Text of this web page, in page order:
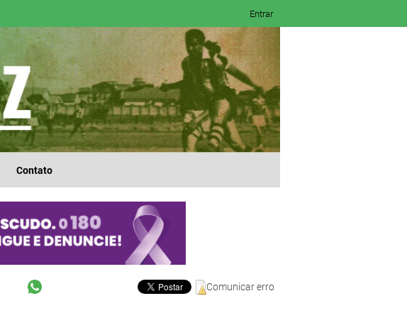
Entrar
Contato
Comunicar erro